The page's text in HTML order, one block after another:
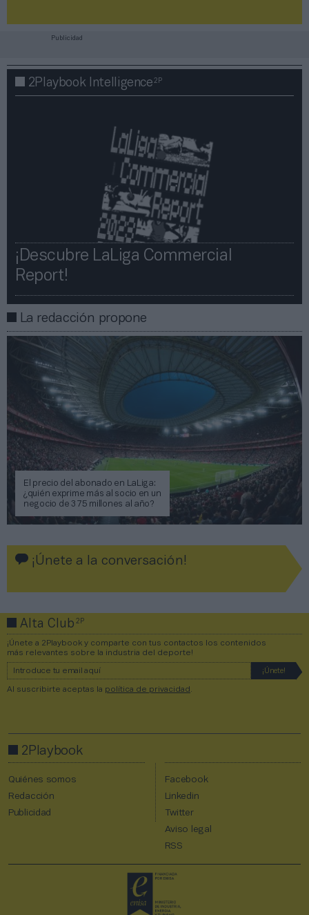
Publicidad
2Playbook Intelligence2P
¡Descubre LaLiga Commercial
Report!​​
La redacción propone
El precio del abonado en LaLiga:
¿quién exprime más al socio en un
negocio de 375 millones al año?
¡Únete a la conversación!
Alta Club2P
¡Únete a 2Playbook y comparte con tus contactos los contenidos
más relevantes sobre la industria del deporte!
Al suscribirte aceptas la política de privacidad .
2Playbook
Quiénes somos
Redacción
Publicidad
Facebook
Linkedin
Twitter
Aviso legal
RSS